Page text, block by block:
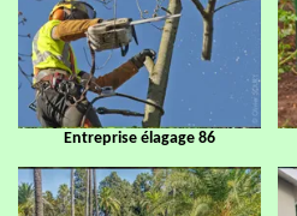
Entreprise élagage 86